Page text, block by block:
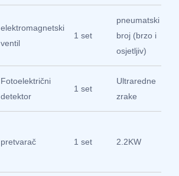
elektromagnetski
ventil
1 set
pneumatski
broj (brzo i
osjetljiv)
Fotoelektrični
detektor
1 set
Ultraredne
zrake
pretvarač 1 set 2.2KW